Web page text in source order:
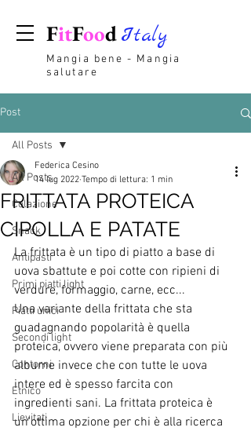
FitFoodItaly
Mangia bene - Mangia
salutare
Post
All Posts
Colazione
Snack
Antipasti
Primi piatti light
Piatti unici
Secondi light
Contorni
Etnico
Lievitati
All Posts
FRITTATA PROTEICA
CIPOLLA E PATATE
Federica Cesino
14 lug 2022 Tempo di lettura: 1 min
La frittata è un tipo di piatto a base di
uova sbattute e poi cotte con ripieni di
verdure, formaggio, carne, ecc...
Una variante della frittata che sta
guadagnando popolarità è quella
proteica, ovvero viene preparata con più
albume invece che con tutte le uova
intere ed è spesso farcita con
ingredienti sani. La frittata proteica è
un'ottima opzione per chi è alla ricerca